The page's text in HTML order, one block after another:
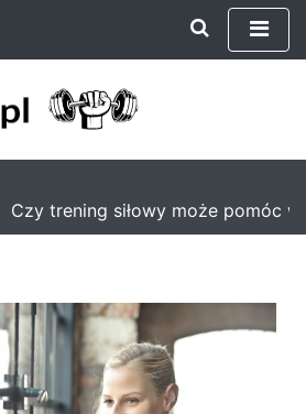
Czy trening siłowy może pomóc